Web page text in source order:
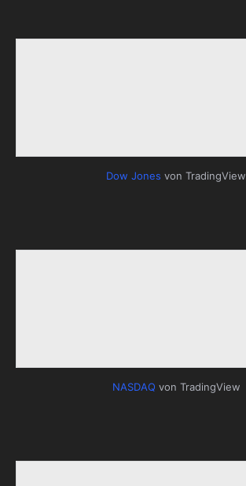
Dow Jones von TradingView
NASDAQ von TradingView